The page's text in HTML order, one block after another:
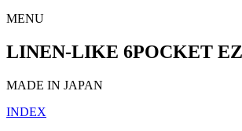
MENU
LINEN-LIKE 6POCKET
MADE IN JAPAN
INDEX